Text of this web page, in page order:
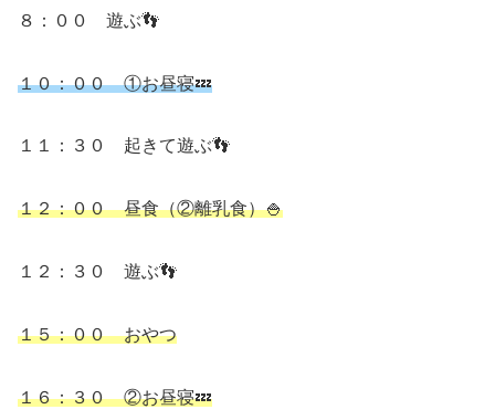
８：００ 遊ぶ👣
１０：００ ①お昼寝💤
１１：３０ 起きて遊ぶ👣
１２：００ 昼食（②離乳食）🍚
１２：３０ 遊ぶ👣
１５：００ おやつ
１６：３０ ②お昼寝💤